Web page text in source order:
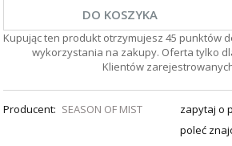
DO KOSZYKA
Kupując ten produkt otrzymujesz 45 punktów
wykorzystania na zakupy. Oferta tylko
Klientów
Producent: SEASON OF MIST
zapytaj o
poleć